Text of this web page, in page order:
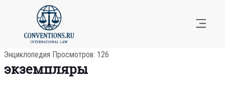
Энциклопедия Просмотров: 126
экземпляры